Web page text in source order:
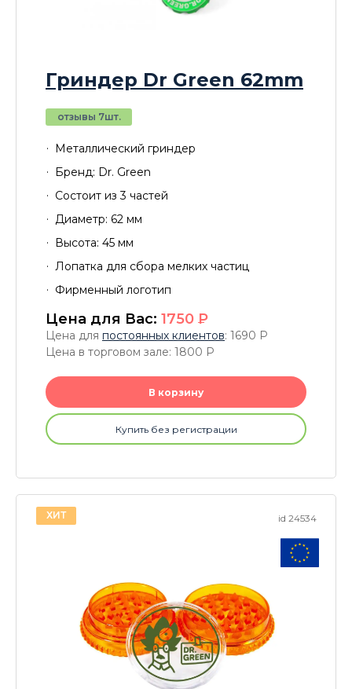
Гриндер Dr Green 62mm
отзывы 7шт.
Металлический гриндер
Бренд: Dr. Green
Состоит из 3 частей
Диаметр: 62 мм
Высота: 45 мм
Лопатка для сбора мелких частиц
Фирменный логотип
Цена для Вас: 1750 P
Цена для постоянных клиентов: 1690 P
Цена в торговом зале: 1800 P
В корзину
Купить без регистрации
id 24534
ХИТ